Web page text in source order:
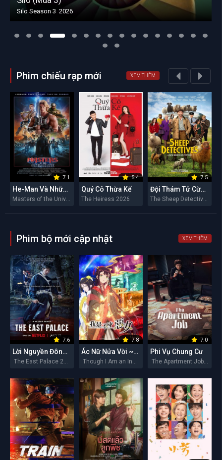
Silo Season 3 2026
Phim chiếu rạp mới XEM THÊM
7.1
He-Man Và Những Chiến Binh Vũ Trụ
Masters of the Universe 2026
5.4
Quý Cô Thừa Kế
The Heiress 2026
7.5
Đội Thám Tử Cừu: Án Mạng Lúc Nửa Đêm
The Sheep Detectives 2026
Phim bộ mới cập nhật XEM THÊM
7.6
Lời Nguyền Đông Cung
The East Palace 2026
7.8
Ác Nữ Nửa Vời ~Truyền Kì Hoán Hồn Đổi Xác~
Though I Am an Inept Villainess 2026
7.0
Phi Vụ Chung Cư
The Apartment Job 2026